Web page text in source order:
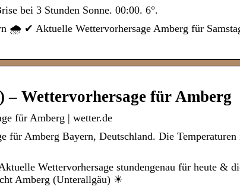
bei 3 Stunden Sonne. 00:00. 6°.
🌧️ ✔ Aktuelle Wettervorhersage Amberg für
Wettervorhersage für Amberg
für Amberg | wetter.de
für Amberg Bayern, Deutschland. Die
Wettervorhersage stundengenau für heute &
Amberg (Unterallgäu) ☀